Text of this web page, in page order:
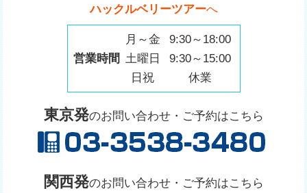
ハックルベリーツアーへ
営業時間
月～金
9:30～18:00
土曜日
9:30～15:00
日祝
休業
東京発のお問い合わせ・ご予約はこちら
関西発のお問い合わせ・ご予約はこちら